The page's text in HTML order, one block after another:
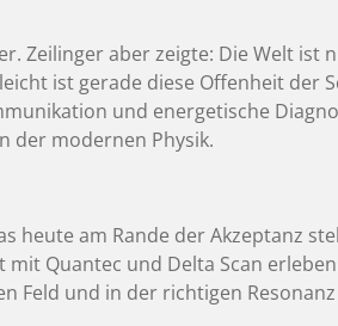
Zeilinger aber zeigte: Die Welt ist
ist gerade diese Offenheit der
und energetische
der modernen Physik.
heute am Rande der Akzeptanz
Quantec und Delta Scan
Feld und in der richtigen